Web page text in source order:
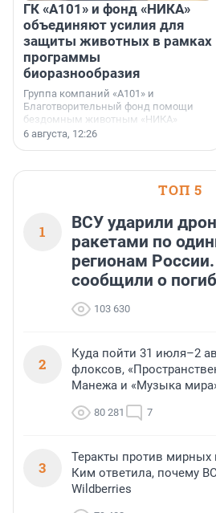
ГК «А101» и фонд «НИКА»
объединяют усилия для
защиты животных в рамках
программы
биоразнообразия
Группа компаний «А101» и
Благотворительный фонд помощи
бездомным животным «НИКА»
заключили соглашение о
6 августа, 12:26
ТОП 5
1
ВСУ ударили
ракетами по
регионам
сообщили о
103 630
2
Куда пойти 31 июля–2
флоксов,
Манежа и «Музыка
80 281 7
3
Теракты против мирных
Ким ответила, почему
Wildberries